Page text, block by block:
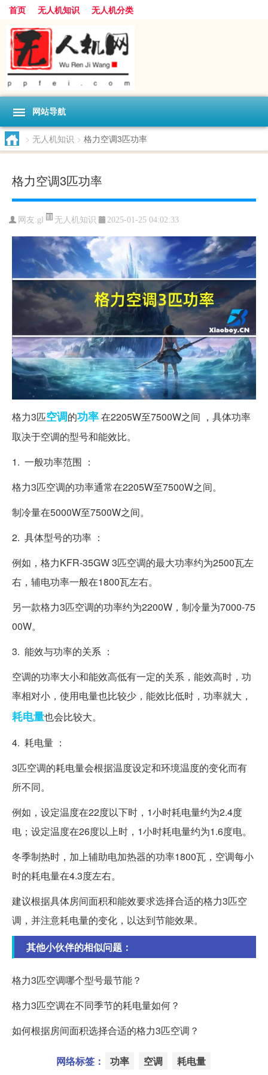
首页 无人机知识 无人机分类
网站导航
> 无人机知识 > 格力空调3匹功率
格力空调3匹功率
网友:gl 无人机知识 2025-01-25 04:02:33
格力3匹空调的功率在2205W至7500W之间 ，具体功率
取决于空调的型号和能效比。
1. 一般功率范围 ：
格力3匹空调的功率通常在2205W至7500W之间。
制冷量在5000W至7500W之间。
2. 具体型号的功率 ：
例如，格力KFR-35GW 3匹空调的最大功率约为2500瓦左
右，辅电功率一般在1800瓦左右。
另一款格力3匹空调的功率约为2200W，制冷量为7000-75
00W。
3. 能效与功率的关系 ：
空调的功率大小和能效高低有一定的关系，能效高时，功
率相对小，使用电量也比较少，能效比低时，功率就大，
耗电量也会比较大。
4. 耗电量 ：
3匹空调的耗电量会根据温度设定和环境温度的变化而有
所不同。
例如，设定温度在22度以下时，1小时耗电量约为2.4度
电；设定温度在26度以上时，1小时耗电量约为1.6度电。
冬季制热时，加上辅助电加热器的功率1800瓦，空调每小
时的耗电量在4.3度左右。
建议根据具体房间面积和能效要求选择合适的格力3匹空
调，并注意耗电量的变化，以达到节能效果。
其他小伙伴的相似问题：
格力3匹空调哪个型号最节能？
格力3匹空调在不同季节的耗电量如何？
如何根据房间面积选择合适的格力3匹空调？
网络标签： 功率 空调 耗电量